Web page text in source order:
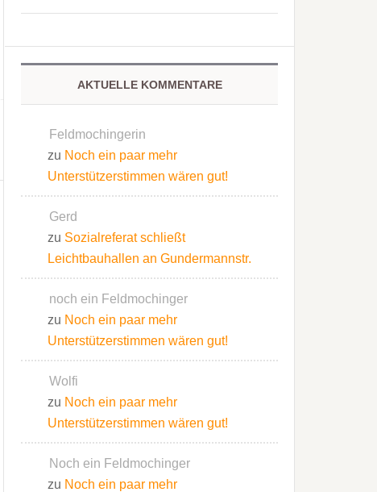
AKTUELLE KOMMENTARE
Feldmochingerin
zu Noch ein paar mehr
Unterstützerstimmen wären gut!
Gerd
zu Sozialreferat schließt
Leichtbauhallen an Gundermannstr.
noch ein Feldmochinger
zu Noch ein paar mehr
Unterstützerstimmen wären gut!
Wolfi
zu Noch ein paar mehr
Unterstützerstimmen wären gut!
Noch ein Feldmochinger
zu Noch ein paar mehr